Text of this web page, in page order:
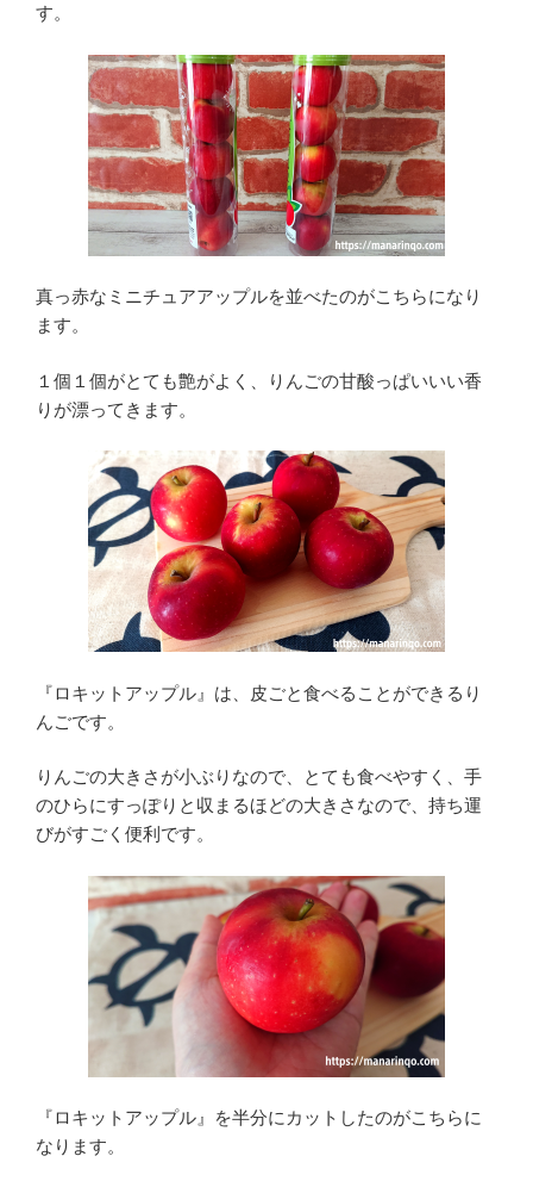
す。
真っ赤なミニチュアアップルを並べたのがこちらになり
ます。
１個１個がとても艶がよく、りんごの甘酸っぱいいい香
りが漂ってきます。
『ロキットアップル』は、皮ごと食べることができるり
んごです。
りんごの大きさが小ぶりなので、とても食べやすく、手
のひらにすっぽりと収まるほどの大きさなので、持ち運
びがすごく便利です。
『ロキットアップル』を半分にカットしたのがこちらに
なります。